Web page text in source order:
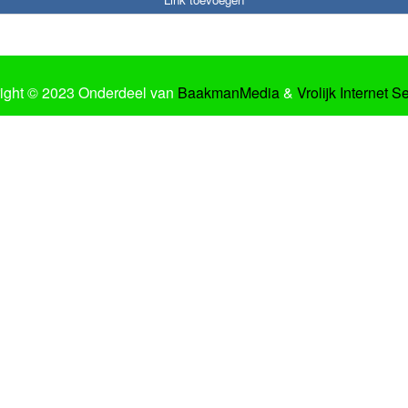
© 2023 Onderdeel van BaakmanMedia& Vrolijk Internet